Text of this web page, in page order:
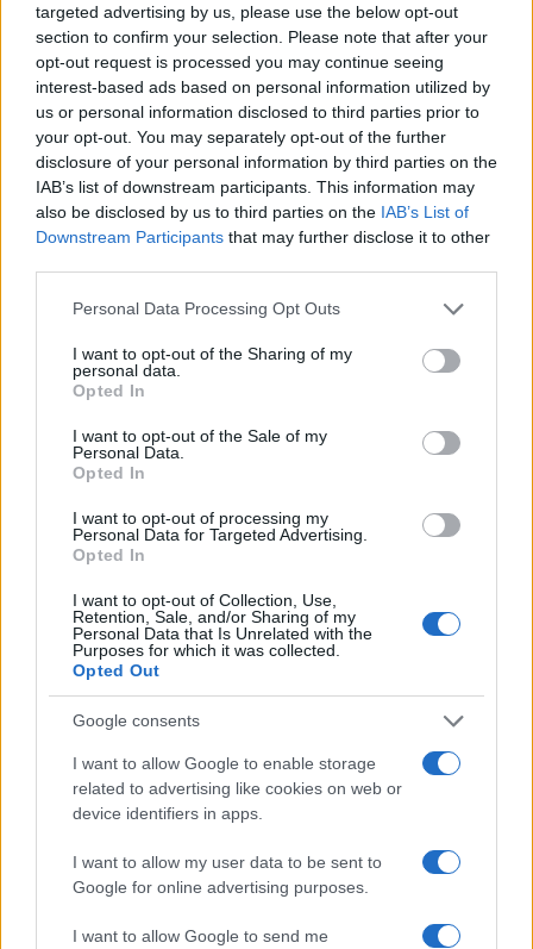
targeted advertising by us, please use the below opt-out
section to confirm your selection. Please note that after your
opt-out request is processed you may continue seeing
interest-based ads based on personal information utilized by
us or personal information disclosed to third parties prior to
your opt-out. You may separately opt-out of the further
disclosure of your personal information by third parties on the
IAB’s list of downstream participants. This information may
also be disclosed by us to third parties on the IAB’s List of
Downstream Participants that may further disclose it to other
Please note that this website/app uses one or more Google
not limited to your visit or usage behaviour. You may click to
grant or deny consent to Google and its third-party tags to
use your data for below specified purposes in below Google
consent section.
Personal Data Processing Opt Outs
I want to opt-out of the Sharing of my
personal data.
Opted In
I want to opt-out of the Sale of my
Personal Data.
Opted In
I want to opt-out of processing my
Personal Data for Targeted Advertising.
Opted In
I want to opt-out of Collection, Use,
Retention, Sale, and/or Sharing of my
Personal Data that Is Unrelated with the
Purposes for which it was collected.
Opted Out
Google consents
I want to allow Google to enable storage
related to advertising like cookies on web or
device identifiers in apps.
I want to allow my user data to be sent to
Google for online advertising purposes.
I want to allow Google to send me
Continua a leggere
Scopri il nuovo AOC GAMING CQ32G4ZA con
tecnologia Triple Refresh Rate
Andrea Conforti · 6 Ago 2026
CONSOLLE
AOC Q27G4SRU in offerta: prestazioni elevate a
prezzo accessibile